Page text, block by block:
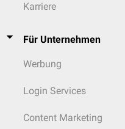
Karriere
Für Unternehmen
Werbung
Login Services
Content Marketing